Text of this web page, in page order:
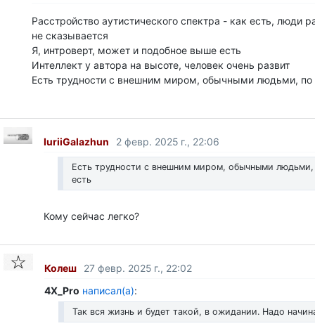
Расстройство аутистического спектра - как есть, люди
не сказывается
Я, интроверт, может и подобное выше есть
Интеллект у автора на высоте, человек очень развит
Есть трудности с внешним миром, обычными людьми, по
IuriiGalazhun 2 февр. 2025 г., 22:06
Есть трудности с внешним миром, обычными людьми,
есть
Кому сейчас легко?
Колеш
27 февр. 2025 г., 22:02
4X_Pro написал(а):
Так вся жизнь и будет такой, в ожидании. Надо